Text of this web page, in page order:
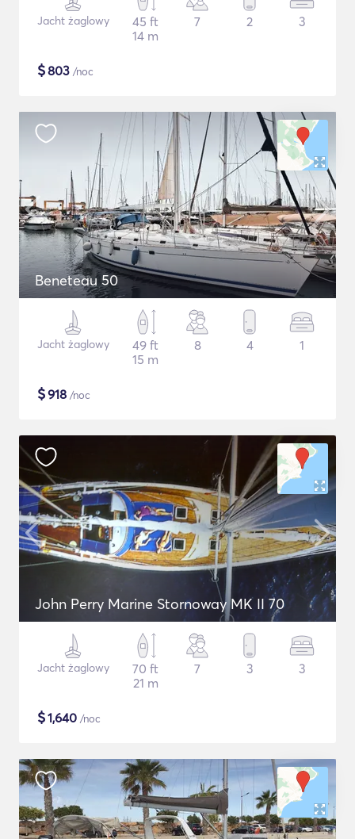
Jacht żaglowy
45 ft
14 m
7 2 3
$803 /noc
Beneteau 50
Jacht żaglowy
49 ft
15 m
8 4 1
$918 /noc
John Perry Marine Stornoway MK II 70
Jacht żaglowy
70 ft
21 m
7 3 3
$1,640 /noc